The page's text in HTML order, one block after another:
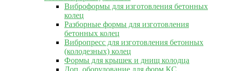
Виброформы для изготовления бетонных
колец
Разборные формы для изготовления
бетонных колец
Вибропресс для изготовления бетонных
(колодезных) колец
Формы для крышек и днищ колодца
Доп. оборудование для форм КС